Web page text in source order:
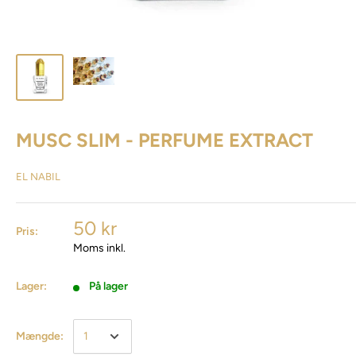
MUSC SLIM - PERFUME EXTRACT
EL NABIL
Pris: 50 kr
Moms inkl.
Lager: På lager
Mængde: